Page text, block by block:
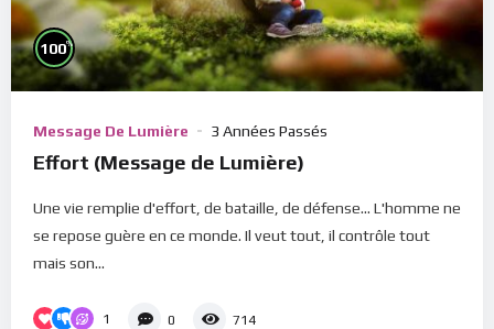
100%
Message De Lumière 3 Années Passés
Effort (Message de Lumière)
Une vie remplie d'effort, de bataille, de défense... L'homme ne
se repose guère en ce monde. Il veut tout, il contrôle tout
mais son...
1 0 714